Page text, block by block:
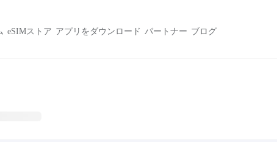
eSIMストア アプリをダウンロード パートナー ブログ